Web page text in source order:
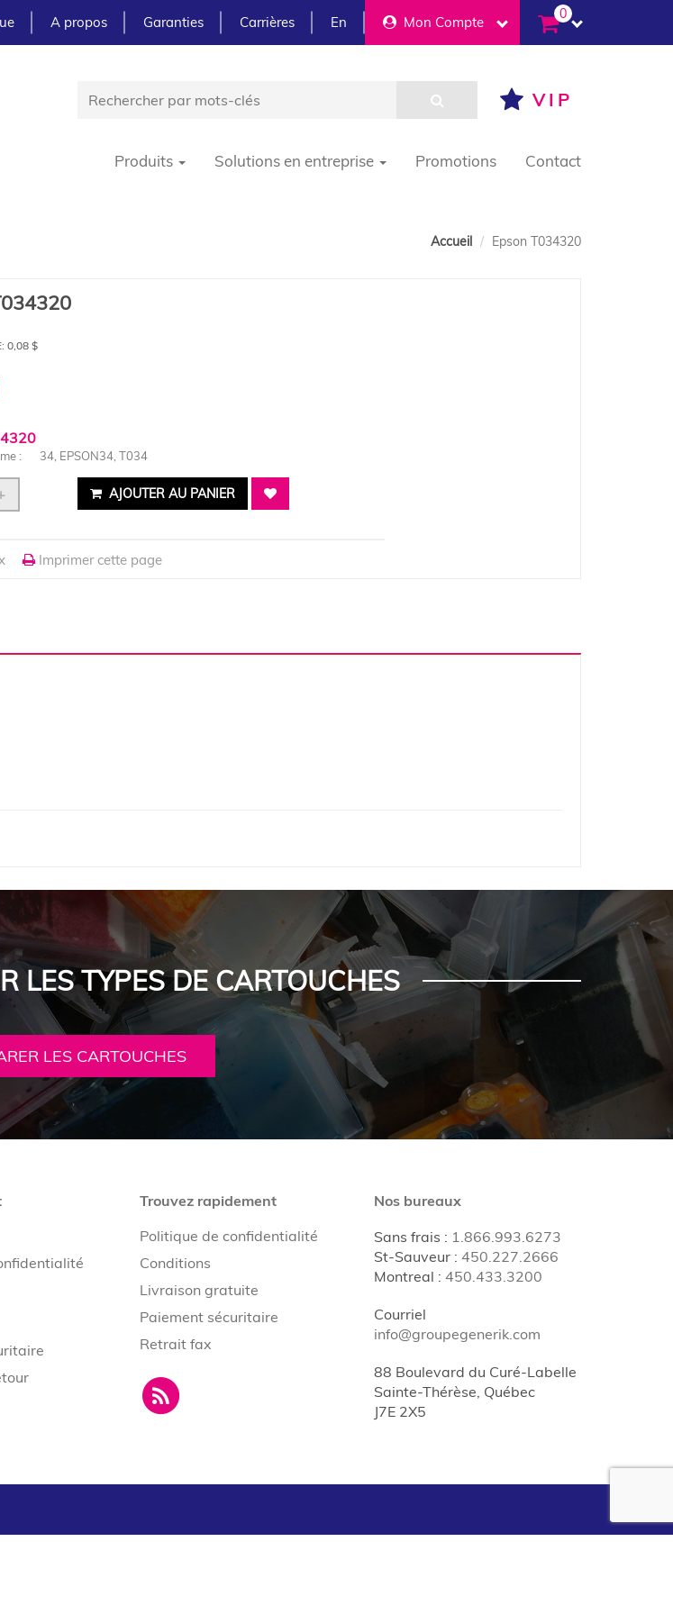
A propos Garanties Carrières En Mon Compte 0
VIP
Produits Solutions en entreprise Promotions Contact
Accueil Epson T034320
0,08 $
: 34, EPSON34, T034
AJOUTER AU PANIER
Imprimer cette page
LES TYPES DE CARTOUCHES
LES CARTOUCHES
Trouvez rapidement
Politique de confidentialité
Conditions
Livraison gratuite
Paiement sécuritaire
Retrait fax
Nos bureaux
Sans frais : 1.866.993.6273
St-Sauveur: 450.227.2666
Montreal : 450.433.3200
Courriel
info@groupegenerik.com
88 Boulevard du Curé-Labelle
Sainte-Thérèse, Québec
J7E 2X5